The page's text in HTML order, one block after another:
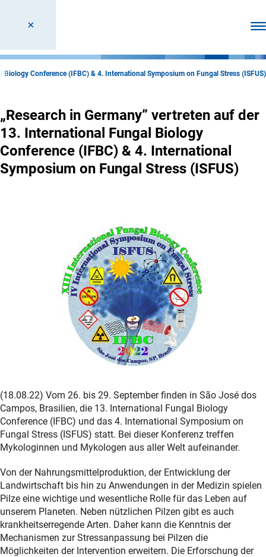
Conference (IFBC) & 4. International Symposium on Fungal Stress (ISFUS)
„Research in Germany” vertreten auf der
13. International Fungal Biology
Conference (IFBC) & 4. International
Symposium on Fungal Stress (ISFUS)
(18.08.22) Vom 26. bis 29. September finden in São José dos
Campos, Brasilien, die 13. International Fungal Biology
Conference (IFBC) und das 4. International Symposium on
Fungal Stress (ISFUS) statt. Bei dieser Konferenz treffen
Mykologinnen und Mykologen aus aller Welt aufeinander.
Von der Nahrungsmittelproduktion, der Entwicklung der
Landwirtschaft bis hin zu Anwendungen in der Medizin spielen
Pilze eine wichtige und wesentliche Rolle für das Leben auf
unserem Planeten. Neben nützlichen Pilzen gibt es auch
krankheitserregende Arten. Daher kann die Kenntnis der
Mechanismen zur Stressanpassung bei Pilzen die
Möglichkeiten der Intervention erweitern. Die Erforschung der